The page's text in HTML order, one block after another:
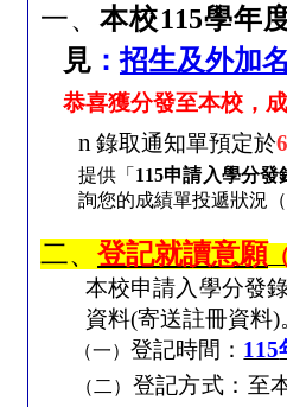
一、本校115學年
見：招生及外加
恭喜獲分發至本校，
n 錄取通知單預定於6
提供「 115申請入學分發
詢您的成績單投遞狀況
二、登記就讀意願
本校申請入學分發
資料(寄送註冊資料)
（一）登記時間： 115
（二） 登記方式：至